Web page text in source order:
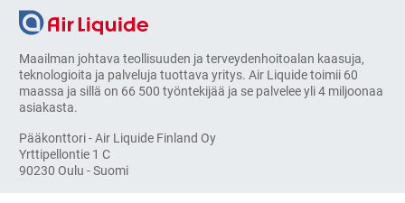
Maailman johtava teollisuuden ja terveydenhoitoalan kaasuja,
teknologioita ja palveluja tuottava yritys. Air Liquide toimii 60
maassa ja sillä on 66 500 työntekijää ja se palvelee yli 4 miljoonaa
asiakasta.
Pääkonttori - Air Liquide Finland Oy
Yrttipellontie 1 C
90230 Oulu - Suomi